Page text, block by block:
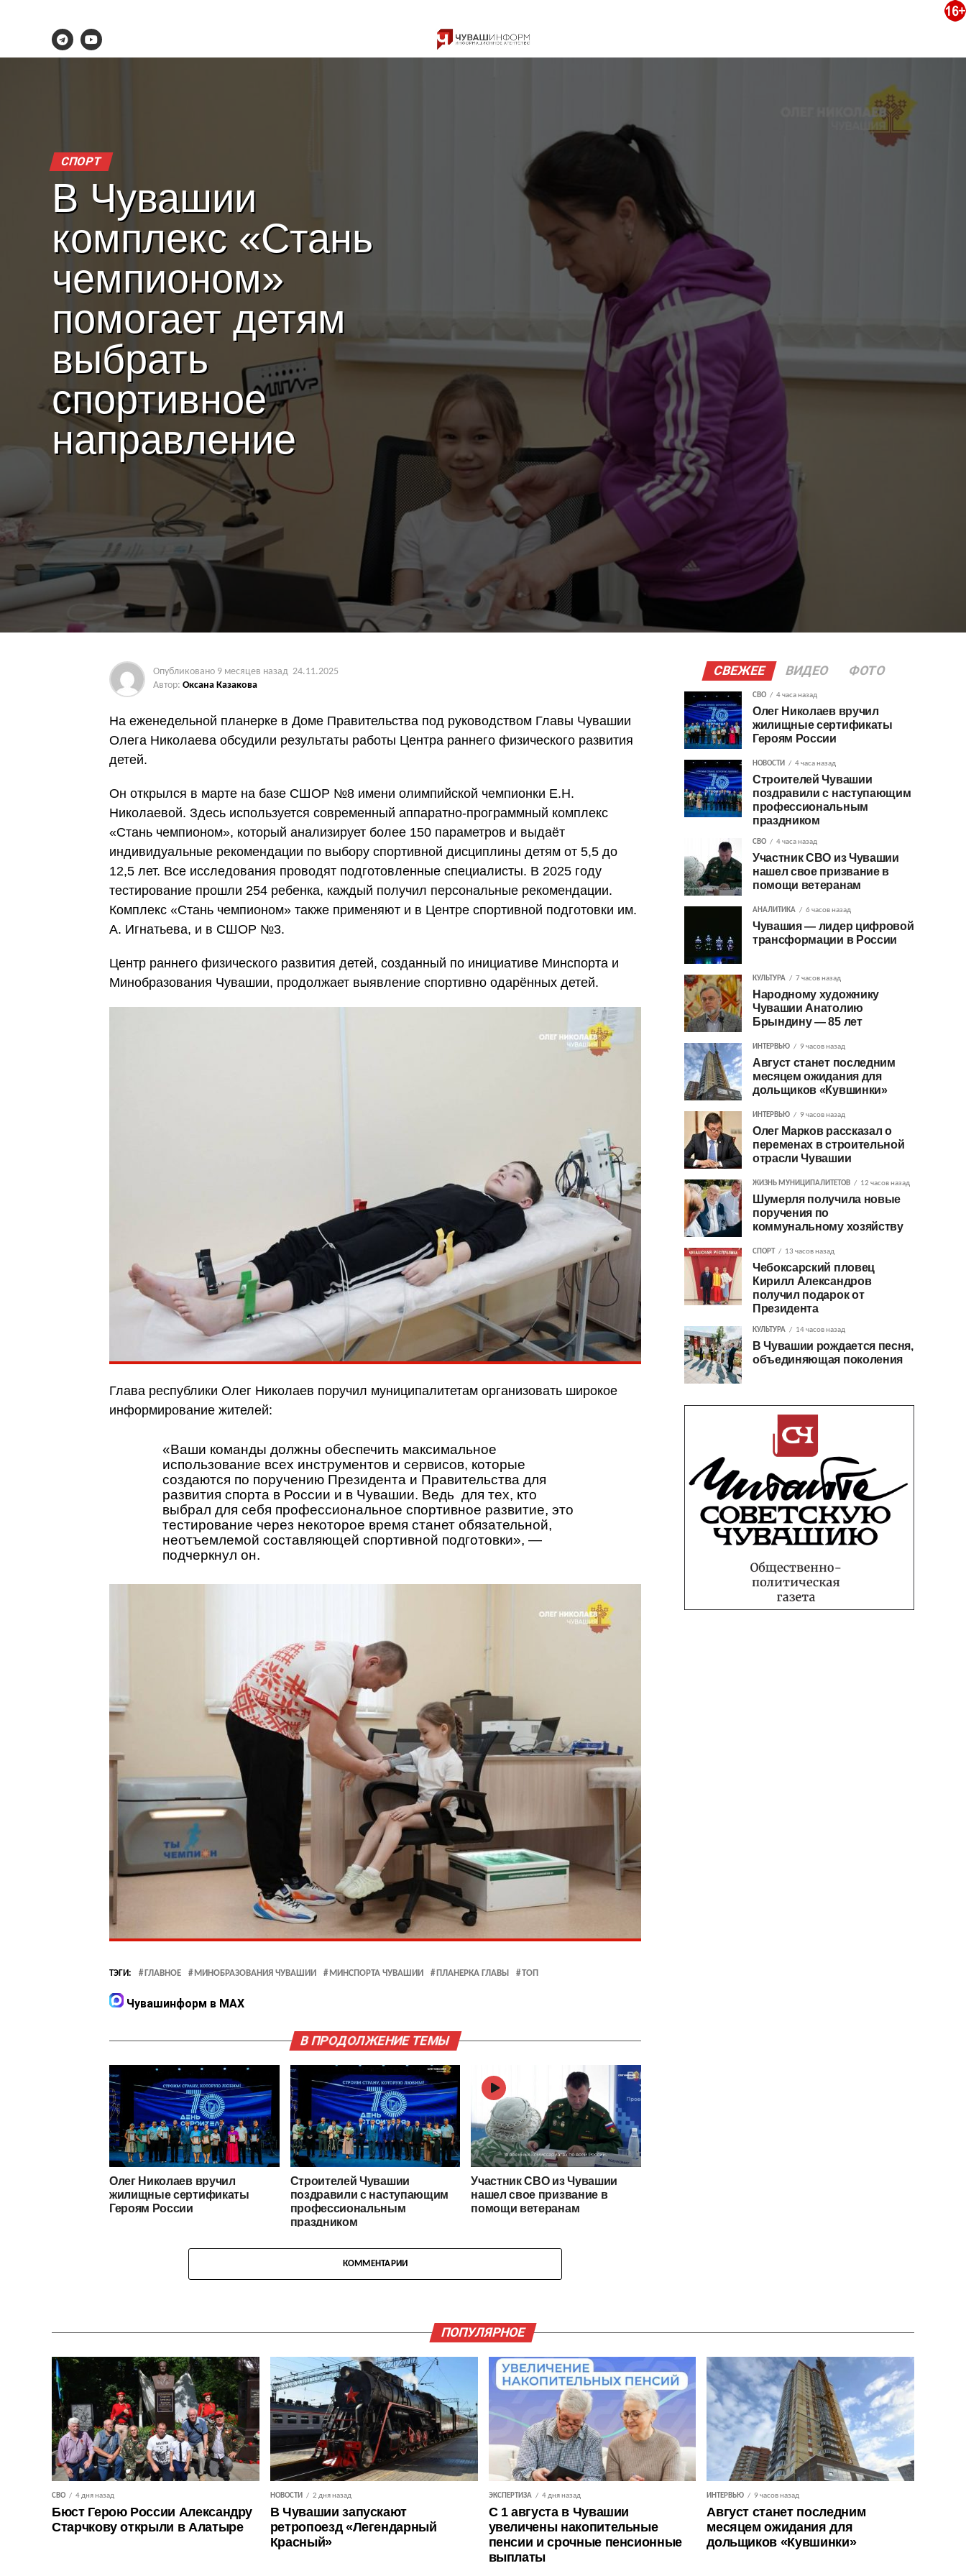
СПОРТ
В Чувашии
комплекс «Стань
чемпионом»
помогает детям
выбрать
спортивное
направление
Опубликовано 9 месяцев назад 24.11.2025
Автор: Оксана Казакова
На еженедельной планерке в Доме Правительства под руководством Главы Чувашии
Олега Николаева обсудили результаты работы Центра раннего физического развития
детей.
Он открылся в марте на базе СШОР №8 имени олимпийской чемпионки Е.Н.
Николаевой. Здесь используется современный аппаратно-программный комплекс
«Стань чемпионом», который анализирует более 150 параметров и выдаёт
индивидуальные рекомендации по выбору спортивной дисциплины детям от 5,5 до
12,5 лет. Все исследования проводят подготовленные специалисты. В 2025 году
тестирование прошли 254 ребенка, каждый получил персональные рекомендации.
Комплекс «Стань чемпионом» также применяют и в Центре спортивной подготовки им.
А. Игнатьева, и в СШОР №3.
Центр раннего физического развития детей, созданный по инициативе Минспорта и
Минобразования Чувашии, продолжает выявление спортивно одарённых детей.
Глава республики Олег Николаев поручил муниципалитетам организовать широкое
информирование жителей:
«Ваши команды должны обеспечить максимальное
использование всех инструментов и сервисов, которые
создаются по поручению Президента и Правительства для
развития спорта в России и в Чувашии. Ведь для тех, кто
выбрал для себя профессиональное спортивное развитие, это
тестирование через некоторое время станет обязательной,
неотъемлемой составляющей спортивной подготовки», —
подчеркнул он.
ТЭГИ: ГЛАВНОЕ МИНОБРАЗОВАНИЯ ЧУВАШИИ МИНСПОРТА ЧУВАШИИ ПЛАНЕРКА ГЛАВЫ ТОП
Чувашинформ в MAX
В ПРОДОЛЖЕНИЕ ТЕМЫ
Олег Николаев вручил
жилищные сертификаты
Героям России
Строителей Чувашии
поздравили с наступающим
профессиональным
праздником
Участник СВО из Чувашии
нашел свое призвание в
помощи ветеранам
КОММЕНТАРИИ
СВЕЖЕЕ ВИДЕО ФОТО
СВО 4 часа назад
Олег Николаев вручил
жилищные сертификаты
Героям России
НОВОСТИ 4 часа назад
Строителей Чувашии
поздравили с наступающим
профессиональным
праздником
СВО 4 часа назад
Участник СВО из Чувашии
нашел свое призвание в
помощи ветеранам
АНАЛИТИКА 6 часов назад
Чувашия — лидер цифровой
трансформации в России
КУЛЬТУРА 7 часов назад
Народному художнику
Чувашии Анатолию
Брындину — 85 лет
ИНТЕРВЬЮ 9 часов назад
Август станет последним
месяцем ожидания для
дольщиков «Кувшинки»
ИНТЕРВЬЮ 9 часов назад
Олег Марков рассказал о
переменах в строительной
отрасли Чувашии
ЖИЗНЬ МУНИЦИПАЛИТЕТОВ 12 часов назад
Шумерля получила новые
поручения по
коммунальному хозяйству
СПОРТ 13 часов назад
Чебоксарский пловец
Кирилл Александров
получил подарок от
Президента
КУЛЬТУРА 14 часов назад
В Чувашии рождается песня,
объединяющая поколения
ПОПУЛЯРНОЕ
СВО 4 дня назад
Бюст Герою России Александру
Старчкову открыли в Алатыре
НОВОСТИ 2 дня назад
В Чувашии запускают
ретропоезд «Легендарный
Красный»
ЭКСПЕРТИЗА 4 дня назад
С 1 августа в Чувашии
увеличены накопительные
пенсии и срочные пенсионные
выплаты
ИНТЕРВЬЮ 9 часов назад
Август станет последним
месяцем ожидания для
дольщиков «Кувшинки»